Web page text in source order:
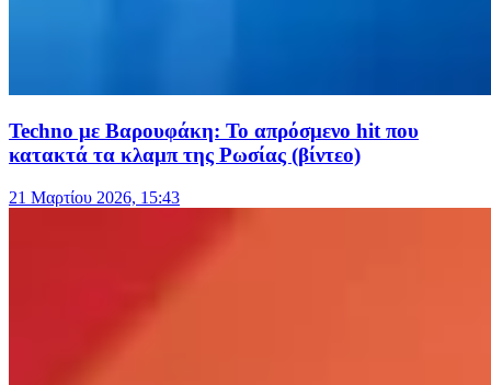
Techno με Βαρουφάκη: Το απρόσμενο hit που
κατακτά τα κλαμπ της Ρωσίας (βίντεο)
21 Μαρτίου 2026, 15:43